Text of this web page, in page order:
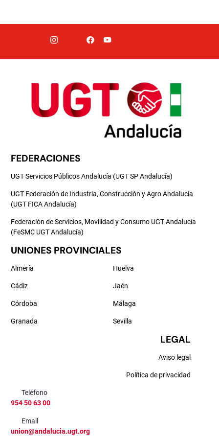
FEDERACIONES
UGT Servicios Públicos Andalucía (UGT SP Andalucía)
UGT Federación de Industria, Construcción y Agro Andalucía
(UGT FICA Andalucía)
Federación de Servicios, Movilidad y Consumo UGT Andalucía
(FeSMC UGT Andalucía)
UNIONES PROVINCIALES
Almería
Cádiz
Córdoba
Granada
Huelva
Jaén
Málaga
Sevilla
LEGAL
Aviso legal
Política de privacidad
Teléfono
954 50 63 00
Email
union@andalucia.ugt.org